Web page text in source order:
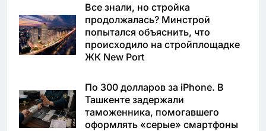
Все знали, но стройка
продолжалась? Минстрой
попытался объяснить, что
происходило на стройплощадке
ЖК New Port
По 300 долларов за iPhone. В
Ташкенте задержали
таможенника, помогавшего
оформлять «серые» смартфоны